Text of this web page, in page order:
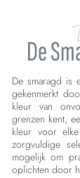
De
De smaragd is
gekenmerkt
kleur van
grenzen kent,
kleur voor
zorgvuldige
mogelijk om
oplichten door